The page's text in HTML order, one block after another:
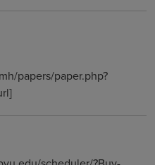
papers/paper.php?